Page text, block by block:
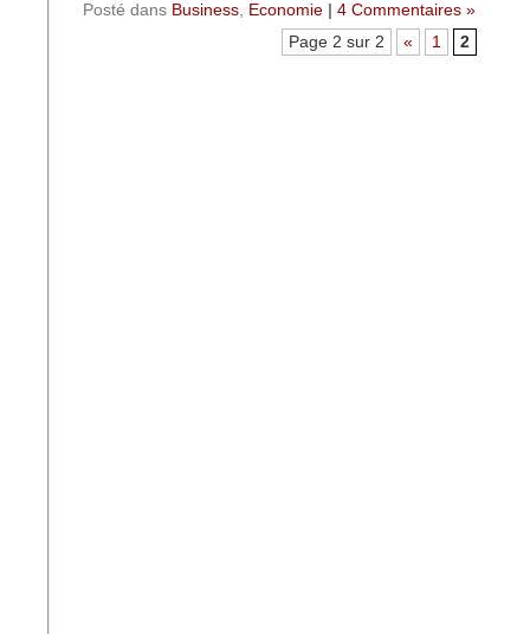
Posté dans Business, Economie
4 Commentaires »
Page 2 sur 2
« 1 2